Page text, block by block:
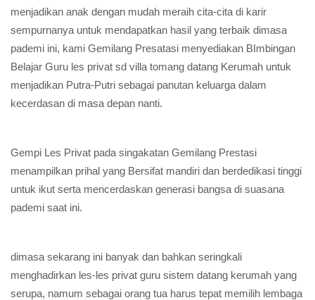
menjadikan anak dengan mudah meraih cita-cita di karir
sempurnanya untuk mendapatkan hasil yang terbaik dimasa
pademi ini, kami Gemilang Presatasi menyediakan BImbingan
Belajar Guru les privat sd villa tomang datang Kerumah untuk
menjadikan Putra-Putri sebagai panutan keluarga dalam
kecerdasan di masa depan nanti.
Gempi Les Privat pada singakatan Gemilang Prestasi
menampilkan prihal yang Bersifat mandiri dan berdedikasi tinggi
untuk ikut serta mencerdaskan generasi bangsa di suasana
pademi saat ini.
dimasa sekarang ini banyak dan bahkan seringkali
menghadirkan les-les privat guru sistem datang kerumah yang
serupa, namum sebagai orang tua harus tepat memilih lembaga